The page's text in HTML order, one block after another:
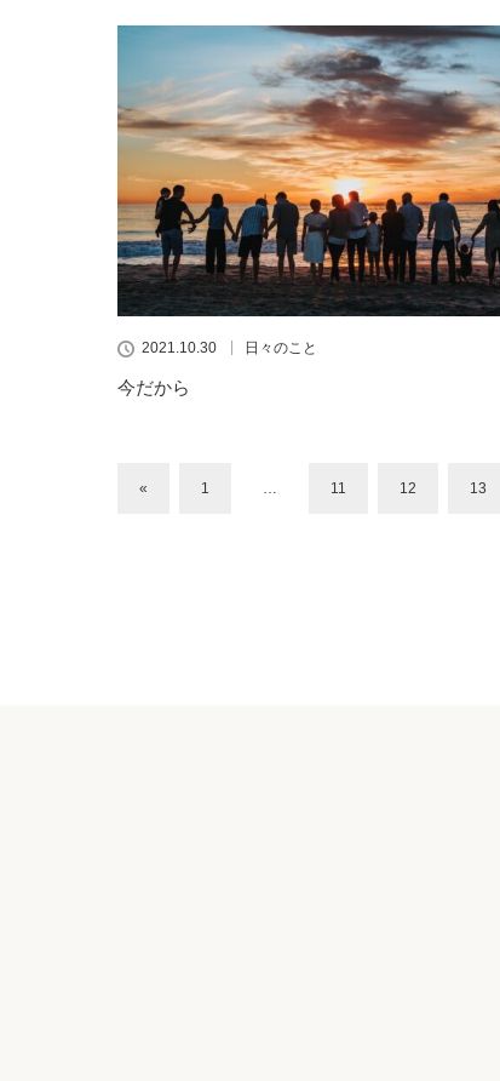
2021.10.30 日々のこと
今だから
« 1 11 12 13